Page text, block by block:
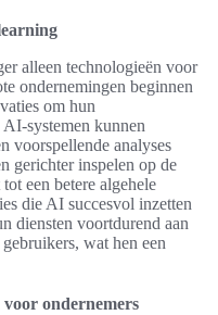
alleen technologieën voor
ondernemingen beginnen
om hun
systemen kunnen
voorspellende analyses
gerichter inspelen op de
een betere algehele
die AI succesvol inzetten
diensten voortdurend aan
wat hen een
ondernemers